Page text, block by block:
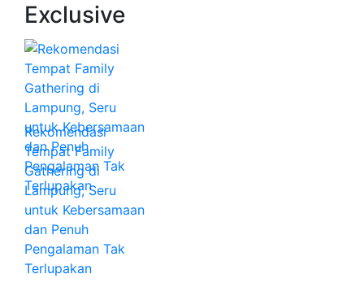
Exclusive
Rekomendasi
Tempat Family
Gathering di
Lampung, Seru
untuk Kebersamaan
dan Penuh
Pengalaman Tak
Terlupakan